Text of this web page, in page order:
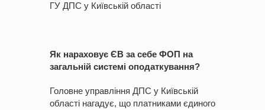
ГУ ДПС у Київській області
Як нараховує ЄВ за себе ФОП на
загальній системі оподаткування?
Головне управління ДПС у Київській
області нагадує, що платниками єдиного